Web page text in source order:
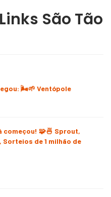
São Tão
🌬️🌱 Ventópole
começou! 🧩🍜 Sprout,
de 1 milhão de